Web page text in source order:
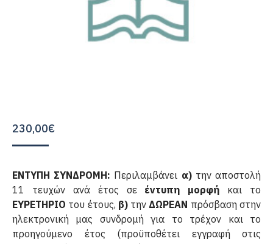
230,00€
ΕΝΤΥΠΗ ΣΥΝΔΡΟΜΗ: Περιλαμβάνει α)την αποστολή
11 τευχών ανά έτος σε έντυπη μορφή και το
ΕΥΡΕΤΗΡΙΟ του έτους, β)την ΔΩΡΕΑΝ πρόσβαση στην
ηλεκτρονική μας συνδρομή για το τρέχον και το
προηγούμενο έτος (προϋποθέτει εγγραφή στις